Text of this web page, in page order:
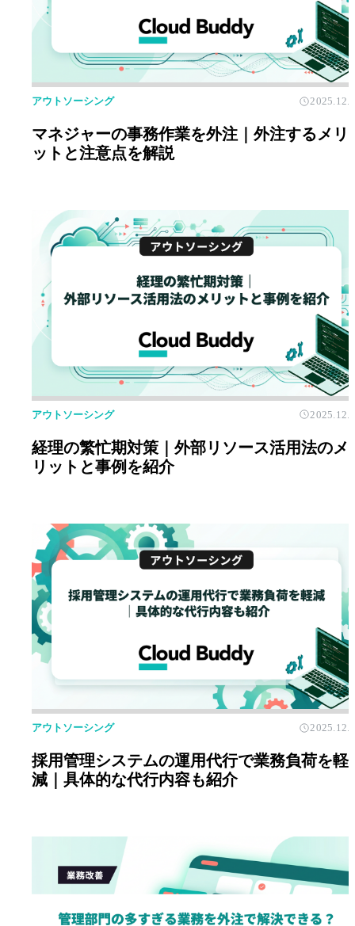
アウトソーシング
マネジャーの事務作業を外注｜外注するメリ
ットと注意点を解説
アウトソーシング
経理の繁忙期対策｜外部リソース活用法のメ
リットと事例を紹介
アウトソーシング
採用管理システムの運用代行で業務負荷を軽
減｜具体的な代行内容も紹介